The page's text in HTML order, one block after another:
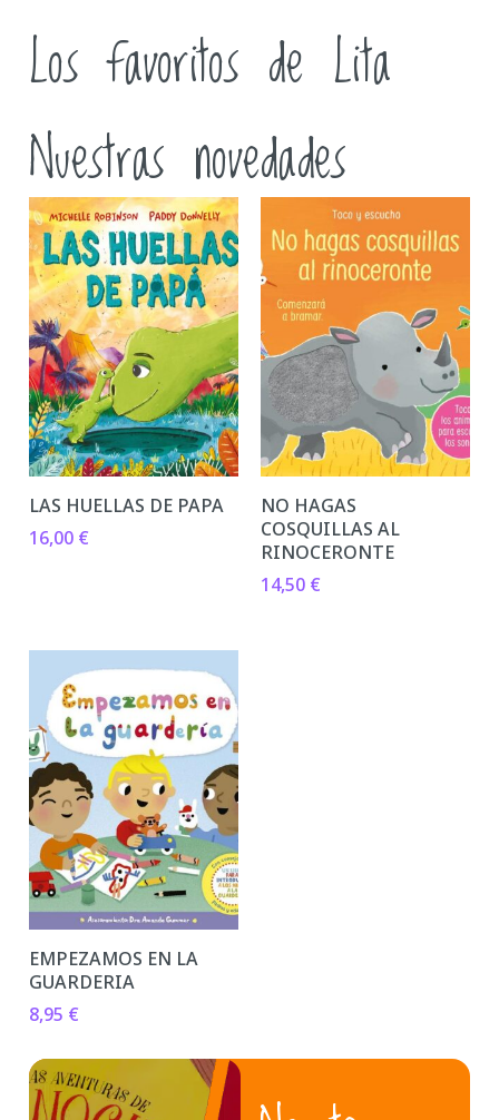
Los favoritos de Lita
Nuestras novedades
LAS HUELLAS DE PAPA
16,00 €
NO HAGAS
COSQUILLAS AL
RINOCERONTE
14,50 €
EMPEZAMOS EN LA
GUARDERIA
8,95 €